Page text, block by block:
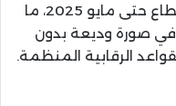
في حجم التمويل الموجه لهذا القطاع حتى مايو 2025، ما
في صورة وديعة بدون
الرقابية المنظمة.